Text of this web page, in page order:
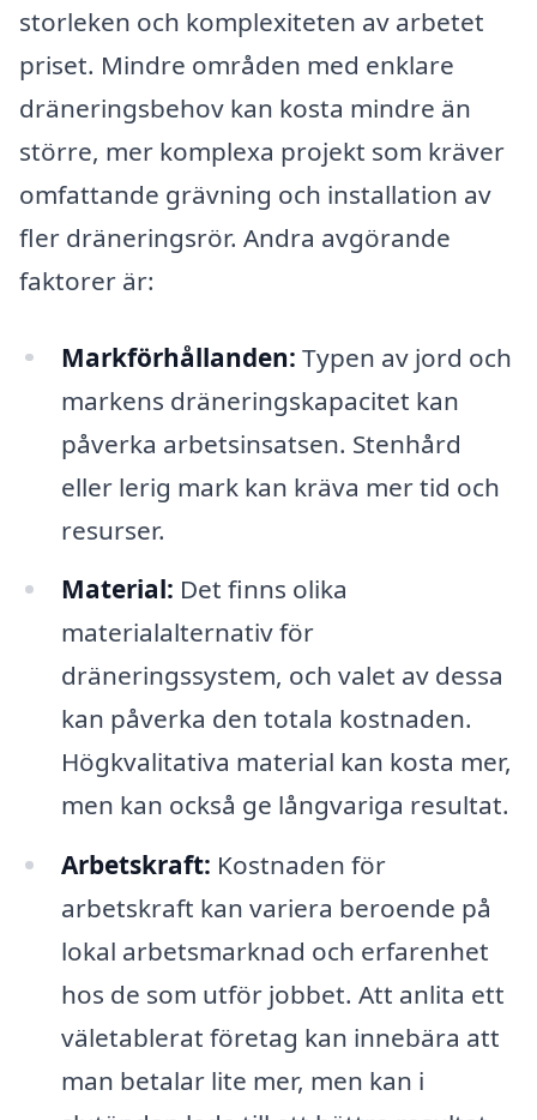
storleken och komplexiteten av arbetet
priset. Mindre områden med enklare
dräneringsbehov kan kosta mindre än
större, mer komplexa projekt som kräver
omfattande grävning och installation av
fler dräneringsrör. Andra avgörande
faktorer är:
Markförhållanden: Typen av jord och
markens dräneringskapacitet kan
påverka arbetsinsatsen. Stenhård
eller lerig mark kan kräva mer tid och
resurser.
Material: Det finns olika
materialalternativ för
dräneringssystem, och valet av dessa
kan påverka den totala kostnaden.
Högkvalitativa material kan kosta mer,
men kan också ge långvariga resultat.
Arbetskraft: Kostnaden för
arbetskraft kan variera beroende på
lokal arbetsmarknad och erfarenhet
hos de som utför jobbet. Att anlita ett
väletablerat företag kan innebära att
man betalar lite mer, men kan i